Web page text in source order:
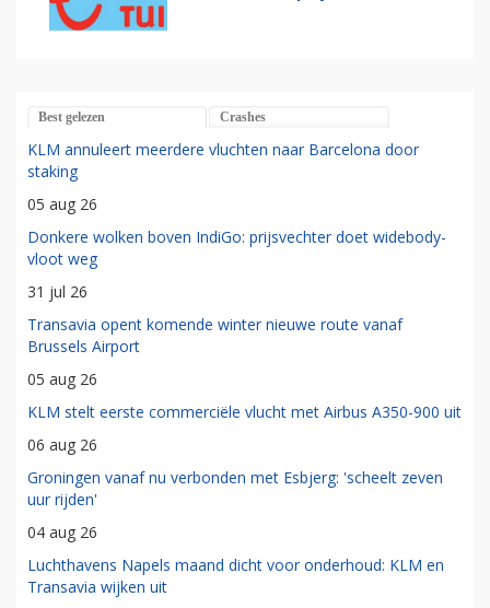
Best gelezen Crashes
KLM annuleert meerdere vluchten naar Barcelona door
staking
05 aug 26
Donkere wolken boven IndiGo: prijsvechter doet widebody-
vloot weg
31 jul 26
Transavia opent komende winter nieuwe route vanaf
Brussels Airport
05 aug 26
KLM stelt eerste commerciële vlucht met Airbus A350-900 uit
06 aug 26
Groningen vanaf nu verbonden met Esbjerg: 'scheelt zeven
uur rijden'
04 aug 26
Luchthavens Napels maand dicht voor onderhoud: KLM en
Transavia wijken uit